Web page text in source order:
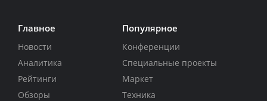
Главное
Новости
Аналитика
Рейтинги
Обзоры
Популярное
Конференции
Специальные проекты
Маркет
Техника